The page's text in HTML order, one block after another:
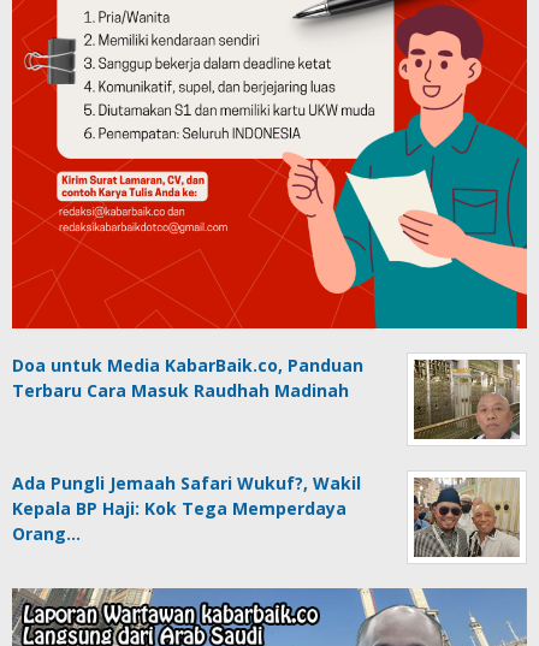
Doa untuk Media KabarBaik.co, Panduan
Terbaru Cara Masuk Raudhah Madinah
Ada Pungli Jemaah Safari Wukuf?, Wakil
Kepala BP Haji: Kok Tega Memperdaya
Orang…